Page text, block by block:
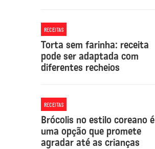
RECEITAS
Torta sem farinha: receita
pode ser adaptada com
diferentes recheios
RECEITAS
Brócolis no estilo coreano é
uma opção que promete
agradar até as crianças